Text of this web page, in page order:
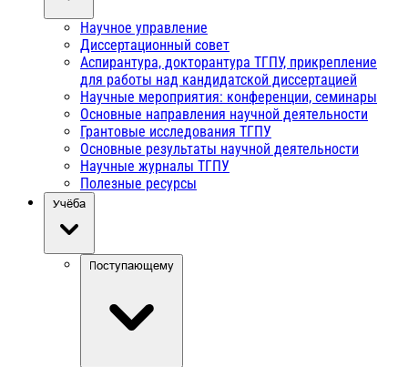
Научное управление
Диссертационный совет
Аспирантура, докторантура ТГПУ, прикрепление
для работы над кандидатской диссертацией
Научные мероприятия: конференции, семинары
Основные направления научной деятельности
Грантовые исследования ТГПУ
Основные результаты научной деятельности
Научные журналы ТГПУ
Полезные ресурсы
Учёба
Поступающему